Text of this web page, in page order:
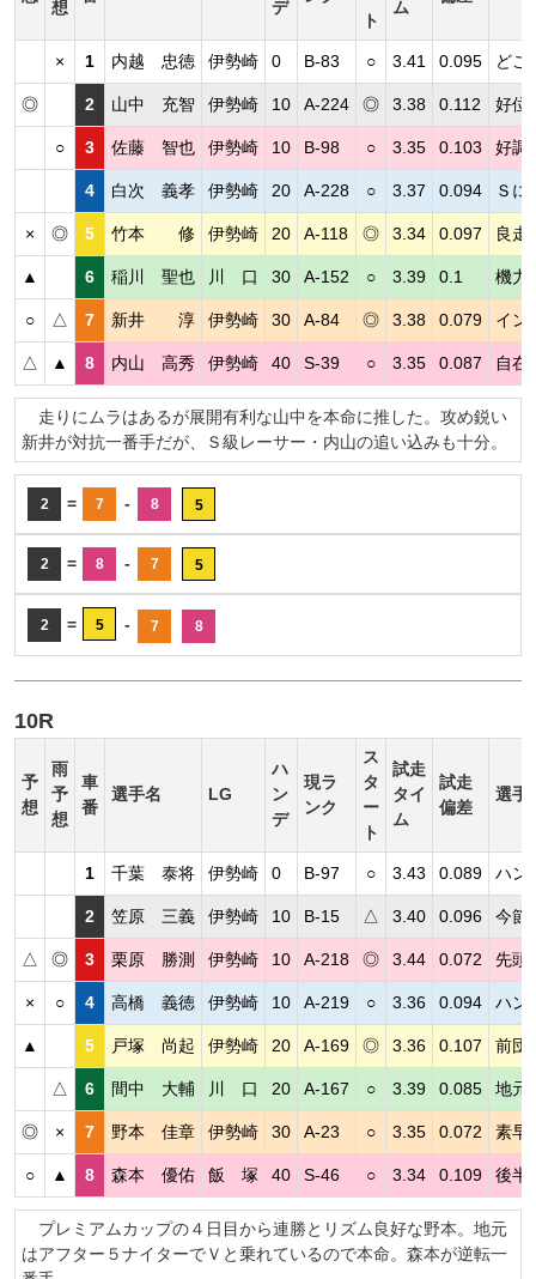
想 デ
ト
ム
× 1 内越 忠徳 伊勢崎 0 B-83 ○ 3.41 0.095 どこ
◎ 2 山中 充智 伊勢崎 10 A-224 ◎ 3.38 0.112 好位
○ 3 佐藤 智也 伊勢崎 10 B-98 ○ 3.35 0.103 好調
4 白次 義孝 伊勢崎 20 A-228 ○ 3.37 0.094 Ｓに
× ◎ 5 竹本 修 伊勢崎 20 A-118 ◎ 3.34 0.097 良走
▲ 6 稲川 聖也 川 口 30 A-152 ○ 3.39 0.1 機力
○ △ 7 新井 淳 伊勢崎 30 A-84 ◎ 3.38 0.079 イン
△ ▲ 8 内山 高秀 伊勢崎 40 S-39 ○ 3.35 0.087 自在
走りにムラはあるが展開有利な山中を本命に推した。攻め鋭い
新井が対抗一番手だが、Ｓ級レーサー・内山の追い込みも十分。
2 = 7 - 8 5
2 = 8 - 7 5
2 = 5 - 7 8
10R
予
想
雨
予
想
車
番
選手名 LG
ハ
ン
デ
現ラ
ンク
ス
タ
ー
ト
試走
タイ
ム
試走
偏差
選手
1 千葉 泰将 伊勢崎 0 B-97 ○ 3.43 0.089 ハン
2 笠原 三義 伊勢崎 10 B-15 △ 3.40 0.096 今節
△ ◎ 3 栗原 勝測 伊勢崎 10 A-218 ◎ 3.44 0.072 先頭
× ○ 4 高橋 義徳 伊勢崎 10 A-219 ○ 3.36 0.094 ハン
▲ 5 戸塚 尚起 伊勢崎 20 A-169 ◎ 3.36 0.107 前団
△ 6 間中 大輔 川 口 20 A-167 ○ 3.39 0.085 地元
◎ × 7 野本 佳章 伊勢崎 30 A-23 ○ 3.35 0.072 素早
○ ▲ 8 森本 優佑 飯 塚 40 S-46 ○ 3.34 0.109 後半
プレミアムカップの４日目から連勝とリズム良好な野本。地元
はアフター５ナイターでＶと乗れているので本命。森本が逆転一